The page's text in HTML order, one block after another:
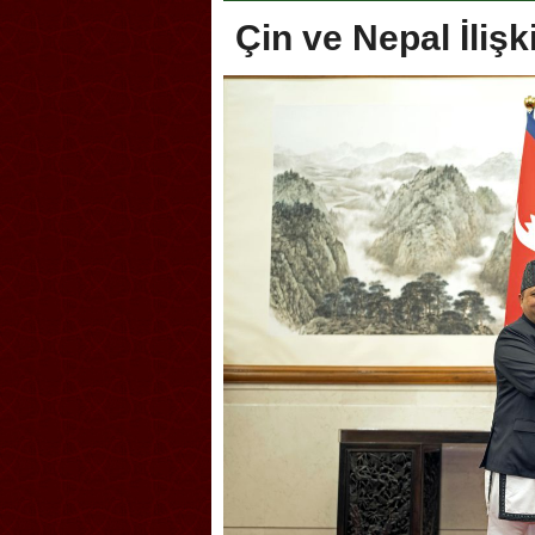
Çin ve Nepal
Antrenörlüğe ”Hayır”
Galatasaray’dan bakın ne